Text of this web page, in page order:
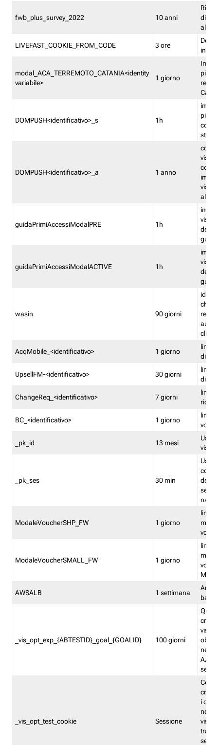
fwb_plus_survey_2022 10 anni
di
LIVEFAST_COOKIE_FROM_CODE 3 ore
in
modal_ACA_TERREMOTO_CATANIA<identity
variabile>
1 giorno
più
DOMPUSH<identificativo>_s 1h
più
DOMPUSH<identificativo>_a 1 anno
guidaPrimiAccessiModalPRE 1h
della
guidaPrimiAccessiModalACTIVE 1h
della
wasin 90 giorni
che
rete
clienti
AcqMobile_<identificativo> 1 giorno
limita
di
UpsellFM-<identificativo> 30 giorni
limita
di
ChangeReq_<identificativo> 7 giorni
limita
BC_<identificativo> 1 giorno
limita
_pk_id 13 mesi
_pk_ses 30 min
ModaleVoucherSHP_FW 1 giorno
ModaleVoucherSMALL_FW 1 giorno
AWSALB 1 settimana
_vis_opt_exp_{ABTESTID}_goal_{GOALID} 100 giorni
nel
A/B.
_vis_opt_test_cookie Sessione
i
nel